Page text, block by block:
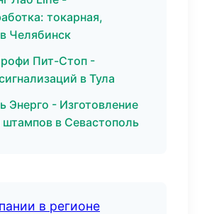
токарная,
Челябинск
Пит-Стоп -
в Тула
Энерго - Изготовление
штампов в Севастополь
в регионе